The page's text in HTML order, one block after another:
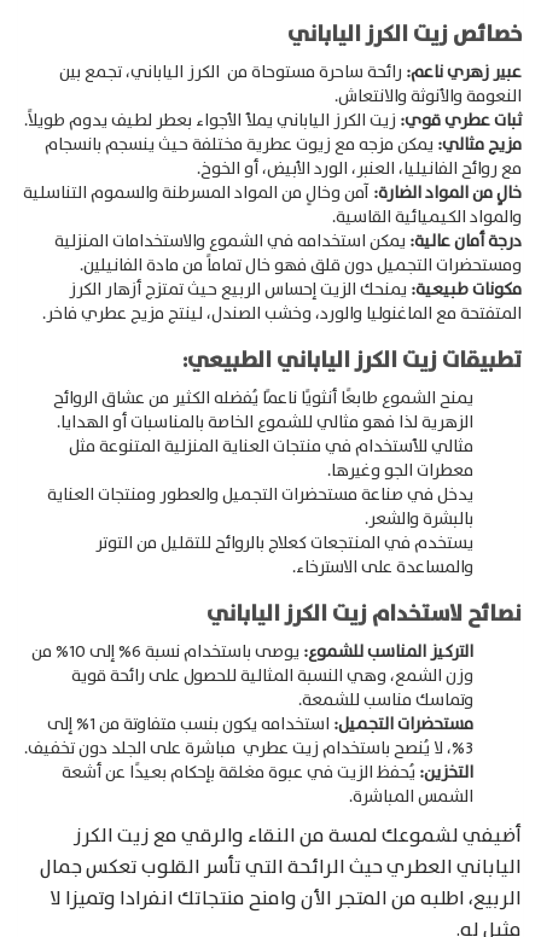
خصائص زيت الكرز الياباني
عبير زهري ناعم: رائحة ساحرة مستوحاة من الكرز الياباني، تجمع بين
النعومة والأنوثة والانتعاش.
ثبات عطري قوي: زيت الكرز الياباني يملأ الأجواء بعطر لطيف يدوم طويلاً.
مزيج مثالي: يمكن مزجه مع زيوت عطرية مختلفة حيث ينسجم بانسجام
مع روائح الفانيليا، العنبر، الورد الأبيض، أو الخوخ.
خالٍ من المواد الضارة:آمن وخالٍ من المواد المسرطنة والسموم التناسلية
والمواد الكيميائية القاسية.
درجة أمان عالية: يمكن استخدامه في الشموع والاستخدامات المنزلية
ومستحضرات التجميل دون قلق فهو خال تماماً من مادة الفانيلين.
مكونات طبيعية: يمنحك الزيت إحساس الربيع حيث تمتزج أزهار الكرز
المتفتحة مع الماغنوليا والورد، وخشب الصندل، لينتج مزيج عطري فاخر.
تطبيقات زيت الكرز الياباني الطبيعي:
يمنح الشموع طابعًا أنثويًا ناعمًا يُفضله الكثير من عشاق الروائح
الزهرية لذا فهو مثالي للشموع الخاصة بالمناسبات أو الهدايا.
مثالي للأستخدام في منتجات العناية المنزلية المتنوعة مثل
معطرات الجو وغيرها.
يدخل في صناعة مستحضرات التجميل والعطور ومنتجات العناية
بالبشرة والشعر.
يستخدم في المنتجعات كعلاج بالروائح للتقليل من التوتر
والمساعدة على الاسترخاء.
نصائح لاستخدام زيت الكرز الياباني
التركيز المناسب للشموع:
يوصى باستخدام نسبة 6% إلى 10% من
وزن الشمع، وهي النسبة المثالية للحصول على رائحة قوية
وتماسك مناسب للشمعة.
مستحضرات التجميل:
استخدامه يكون بنسب متفاوتة من 1% إلى
3%، لا يُنصح باستخدام زيت عطري مباشرة على الجلد دون تخفيف.
التخزين: يُحفظ الزيت في عبوة مغلقة بإحكام بعيدًا عن أشعة
الشمس المباشرة.
أضيفي لشموعك لمسة من النقاء والرقي مع زيت الكرز
الياباني العطري حيث الرائحة التي تأسر القلوب تعكس جمال
الربيع، اطلبه من المتجر الأن وامنح منتجاتك انفرادا وتميزا لا
مثيل له.